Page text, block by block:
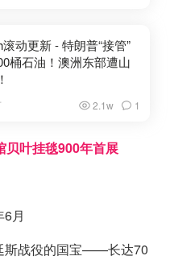
动更新 - 特朗普“接管”
桶石油！澳洲东部遭山
2.1w 1
贝叶挂毯900年首展
月
斯战役的国宝——长达70